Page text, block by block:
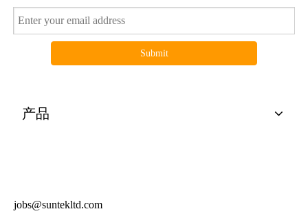
Submit
产品
jobs@suntekltd.com